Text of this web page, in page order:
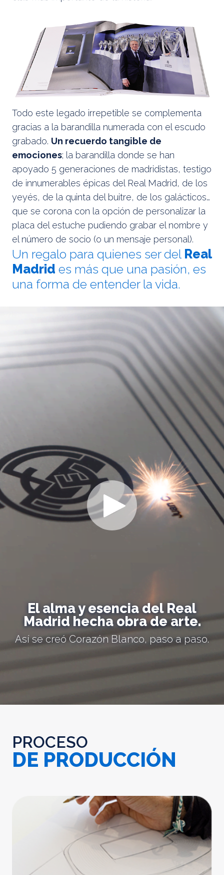
Todo este legado irrepetible se complementa
gracias a la barandilla numerada con el escudo
grabado. Un recuerdo tangible de
emociones; la barandilla donde se han
apoyado 5 generaciones de madridistas, testigo
de innumerables épicas del Real Madrid, de los
yeyés, de la quinta del buitre, de los galácticos…
que se corona con la opción de personalizar la
placa del estuche pudiendo grabar el nombre y
el número de socio (o un mensaje personal).
Un regalo para quienes ser del Real
Madrid es más que una pasión, es
una forma de entender la vida.
El alma y esencia del Real
Madrid hecha obra de arte.
Así se creó Corazón Blanco, paso a paso.
PROCESO
DE PRODUCCIÓN